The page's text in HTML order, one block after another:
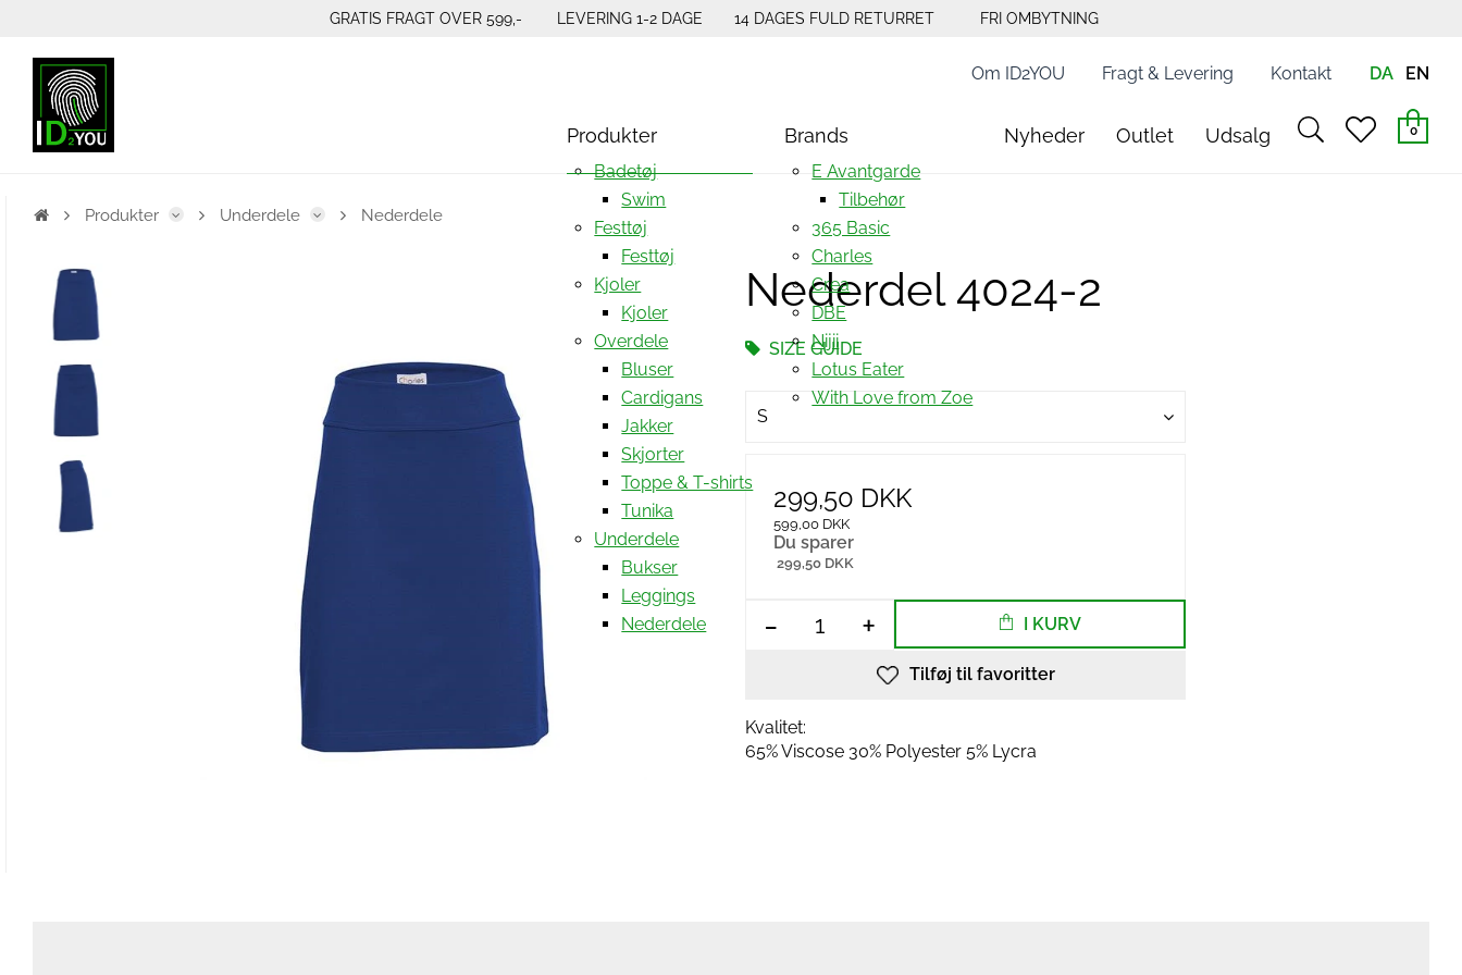
GRATIS FRAGT OVER 599,- LEVERING 1-2 DAGE 14 DAGES FULD RETURRET FRI OMBYTNING
Produkter
Badetøj
Swim
Festtøj
Festtøj
Kjoler
Kjoler
Overdele
Bluser
Cardigans
Jakker
Skjorter
Toppe & T-shirts
Tunika
Underdele
Bukser
Leggings
Nederdele
Brands
E Avantgarde
Tilbehør
365 Basic
Charles
Crea
DBE
Nijii
Lotus Eater
With Love from Zoe
Nyheder Outlet Udsalg
searchheart
0
Om ID2YOU Fragt & Levering Kontakt DA EN
Produkter Underdele Nederdele
Nederdel 4024-2
SIZE GUIDE
S
299,50 DKK
599,00 DKK
Du sparer
299,50 DKK
- + I KURV
Tilføj til favoritter
Kvalitet:
65% Viscose 30% Polyester 5% Lycra